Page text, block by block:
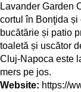
Lavander Garden
cortul în Bonţida și
bucătărie și patio
toaletă și uscător
Cluj-Napoca este
mers pe jos.
Website: https://